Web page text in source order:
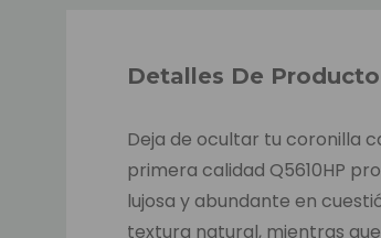
Detalles De Producto
Deja de ocultar tu coronilla
primera calidad Q5610HP
lujosa y abundante en
textura natural, mientras